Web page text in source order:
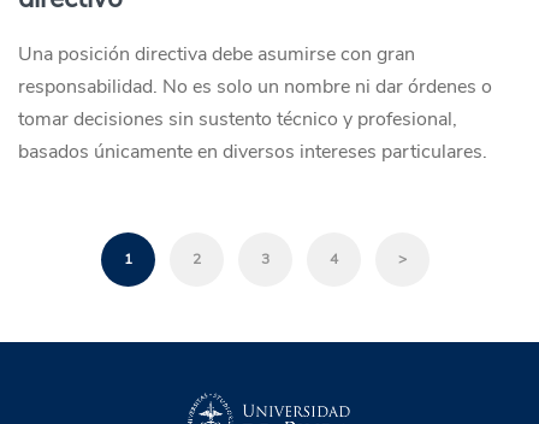
Una posición directiva debe asumirse con gran
responsabilidad. No es solo un nombre ni dar órdenes o
tomar decisiones sin sustento técnico y profesional,
basados únicamente en diversos intereses particulares.
1 2 3 4 >